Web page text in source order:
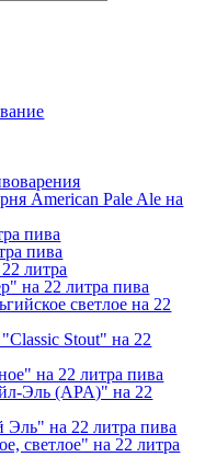
American Pale Ale на
пива
пива
литра
на 22 литра пива
светлое на 22
Stout" на 22
на 22 литра пива
Эль (APA)" на 22
Эль" на 22 литра пива
светлое" на 22 литра